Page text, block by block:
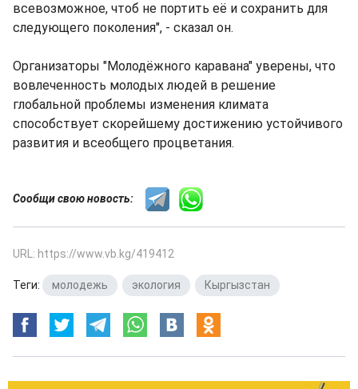
всевозможное, чтоб не портить её и сохранить для
следующего поколения", - сказал он.
Организаторы "Молодёжного каравана" уверены, что
вовлеченность молодых людей в решение
глобальной проблемы изменения климата
способствует скорейшему достижению устойчивого
развития и всеобщего процветания.
Сообщи свою новость:
URL: https://www.vb.kg/419412
Теги: молодежь экология Кыргызстан